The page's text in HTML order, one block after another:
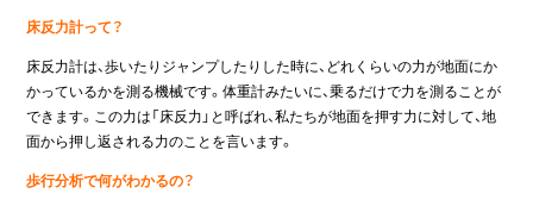
床反力計って？
床反力計は、歩いたりジャンプしたりした時に、どれくらいの力が地面にか
かっているかを測る機械です。体重計みたいに、乗るだけで力を測ることが
できます。この力は「床反力」と呼ばれ、私たちが地面を押す力に対して、地
面から押し返される力のことを言います。
歩行分析で何がわかるの？